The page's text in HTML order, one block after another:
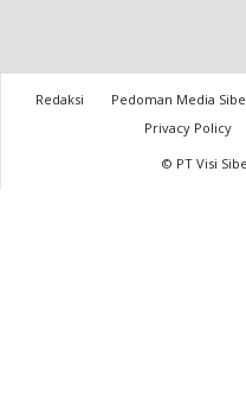
Redaksi Pedoman Media
Privacy Policy
© PT Visi